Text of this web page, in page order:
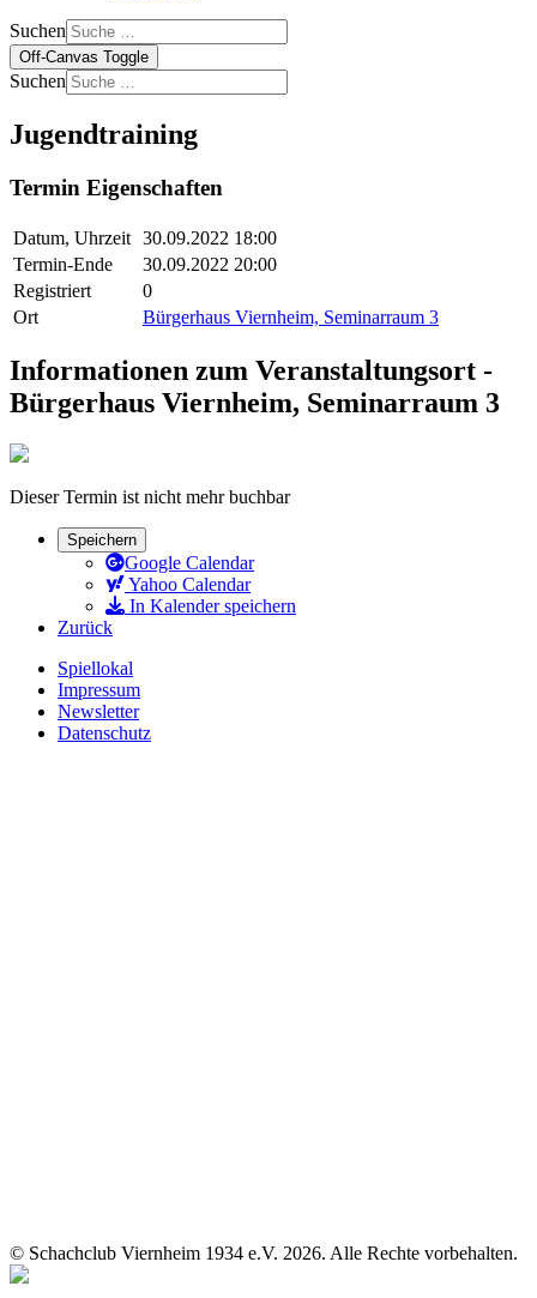
Suchen
Off-Canvas Toggle
Suchen
Jugendtraining
Termin Eigenschaften
Datum, Uhrzeit 30.09.2022 18:00
Termin-Ende
30.09.2022 20:00
Registriert
0
Ort
Bürgerhaus Viernheim, Seminarraum 3
Informationen zum Veranstaltungsort -
Bürgerhaus Viernheim, Seminarraum 3
Dieser Termin ist nicht mehr buchbar
Speichern
Google Calendar
Yahoo Calendar
In Kalender speichern
Zurück
Spiellokal
Impressum
Newsletter
Datenschutz
© Schachclub Viernheim 1934 e.V. 2026. Alle Rechte vorbehalten.